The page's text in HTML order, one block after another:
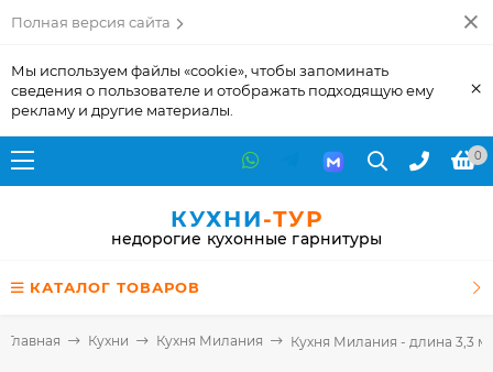
Полная версия сайта
Мы используем файлы «cookie», чтобы запоминать
сведения о пользователе и отображать подходящую ему
рекламу и другие материалы.
×
0
КУХНИ-ТУР
недорогие кухонные гарнитуры
КАТАЛОГ ТОВАРОВ
Главная Кухни Кухня Милания Кухня Милания - длина 3,3 м